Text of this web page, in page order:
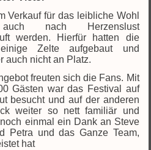
Verkauf für das leibliche Wohl
nach Herzenslust
werden. Hierfür hatten die
Zelte aufgebaut und
auch nicht an Platz.
freuten sich die Fans. Mit
Gästen war das Festival auf
besucht und auf der anderen
weiter so nett familiär und
einmal ein Dank an Steve
Petra und das Ganze Team,
hat